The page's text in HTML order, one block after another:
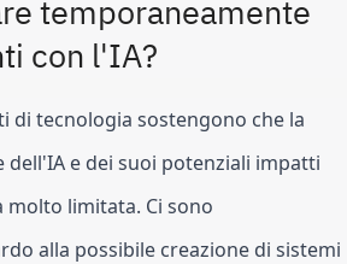
temporaneamente
con l'IA?
di tecnologia sostengono che la
e dei suoi potenziali impatti
molto limitata. Ci sono
alla possibile creazione di sistemi